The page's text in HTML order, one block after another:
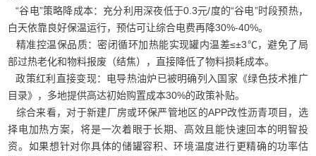
“谷电”策略降成本：充分利用深夜低于0.3元/度的“谷电”时段预热，
白天依靠良好保温运行，预估可让综合电费再降30%-40%。
精准控温保品质：密闭循环加热能实现罐内温差≤±3℃，避免了局
部过热老化和物料报废（结焦），直接降低了物料损耗成本。
政策红利直接变现：电导热油炉已被明确列入国家《绿色技术推广
目录》，多地提供高达初始购置成本30%的政策补贴。
综合来看，对于新建厂房或环保严管地区的APP改性沥青项目，选
择电加热方案，将是一次着眼于长期、高效且能快速回本的明智投
资。如果想针对你具体的储罐容积、环境温度进行更精确的功率估